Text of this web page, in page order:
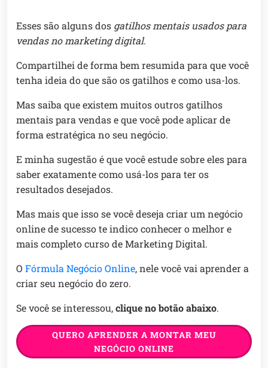
Esses são alguns dos gatilhos mentais usados para
vendas no marketing digital.
Compartilhei de forma bem resumida para que você
tenha ideia do que são os gatilhos e como usa-los.
Mas saiba que existem muitos outros gatilhos
mentais para vendas e que você pode aplicar de
forma estratégica no seu negócio.
E minha sugestão é que você estude sobre eles para
saber exatamente como usá-los para ter os
resultados desejados.
Mas mais que isso se você deseja criar um negócio
online de sucesso te indico conhecer o melhor e
mais completo curso de Marketing Digital.
O Fórmula Negócio Online, nele você vai aprender a
criar seu negócio do zero.
Se você se interessou,clique no botão abaixo.
QUERO APRENDER A MONTAR MEU
NEGÓCIO ONLINE